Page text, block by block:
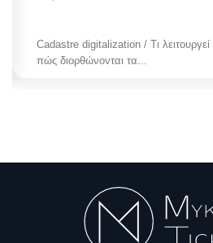
Cadastre digitalization / Τι
πώς διορθώνονται τα...